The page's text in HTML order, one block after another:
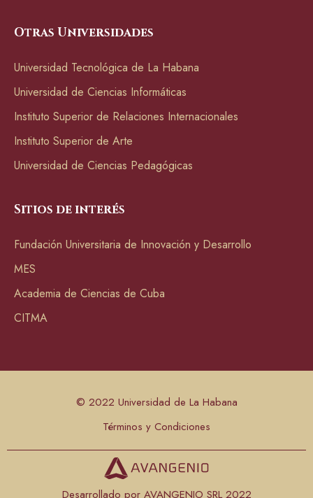
Otras Universidades
Universidad Tecnológica de La Habana
Universidad de Ciencias Informáticas
Instituto Superior de Relaciones Internacionales
Instituto Superior de Arte
Universidad de Ciencias Pedagógicas
Sitios de interés
Fundación Universitaria de Innovación y Desarrollo
MES
Academia de Ciencias de Cuba
CITMA
© 2022 Universidad de La Habana
Términos y Condiciones
Desarrollado por AVANGENIO SRL 2022